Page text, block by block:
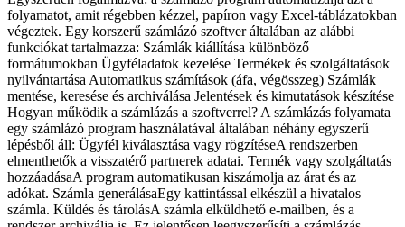
folyamatot, amit régebben kézzel, papíron vagy Excel-táblázatokban
végeztek. Egy korszerű számlázó szoftver általában az alábbi
funkciókat tartalmazza: Számlák kiállítása különböző
formátumokban Ügyféladatok kezelése Termékek és szolgáltatások
nyilvántartása Automatikus számítások (áfa, végösszeg) Számlák
mentése, keresése és archiválása Jelentések és kimutatások készítése
Hogyan működik a számlázás a szoftverrel? A számlázás folyamata
egy számlázó program használatával általában néhány egyszerű
lépésből áll: Ügyfél kiválasztása vagy rögzítéseA rendszerben
elmenthetők a visszatérő partnerek adatai. Termék vagy szolgáltatás
hozzáadásaA program automatikusan kiszámolja az árat és az
adókat. Számla generálásaEgy kattintással elkészül a hivatalos
számla. Küldés és tárolásA számla elküldhető e-mailben, és a